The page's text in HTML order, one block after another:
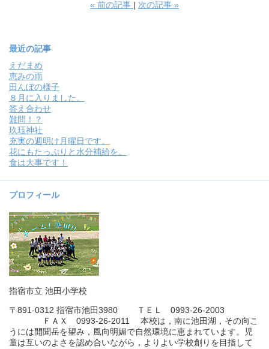
« 前の記事 次の記事 »
最近の記事
えだまめ
恵みの雨
田んぼの様子
８月に入りました。
答え合わせ
難問！？
玖珏神社
充実の週明け月曜日です。
花にもたっぷりと水分補給を。
食は大事です！
プロフィール
指宿市立 池田小学校
〒891-0312 指宿市池田3980 ＴＥＬ 0993-26-2003
ＦＡＸ 0993-26-2011 本校は，南に池田湖，その向こ
うには開聞岳を望み，風向明媚で自然環境に恵まれています。児
童は互いのよさを認め合いながら，よりよい学校創りを目指して